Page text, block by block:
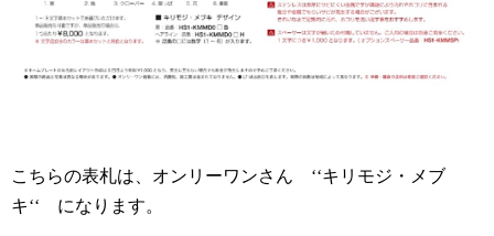
こちらの表札は、オンリーワンさん ‘‘キリモジ・メブ
キ‘‘ になります。